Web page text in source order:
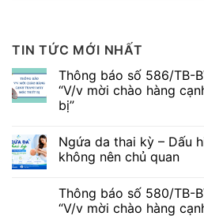
TIN TỨC MỚI NHẤT
Thông báo số 586/TB-
“V/v mời chào hàng
bị”
bình
luận
ở
số
586/TB-
BVVĐ
Ngứa da thai kỳ – Dấu
không nên chủ quan
bình
luận
Thông báo số 580/TB-
“V/v mời chào hàng